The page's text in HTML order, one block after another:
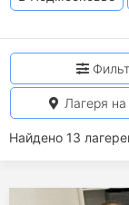
Найдено 13
Лагеря на